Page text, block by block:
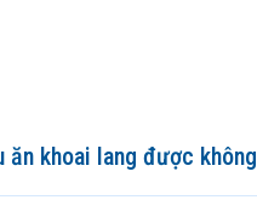
ăn khoai lang được không